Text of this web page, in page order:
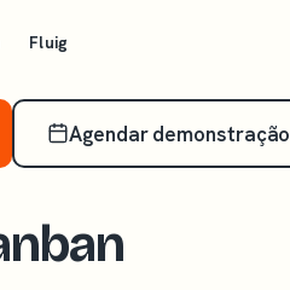
Fluig
Agendar demonstração